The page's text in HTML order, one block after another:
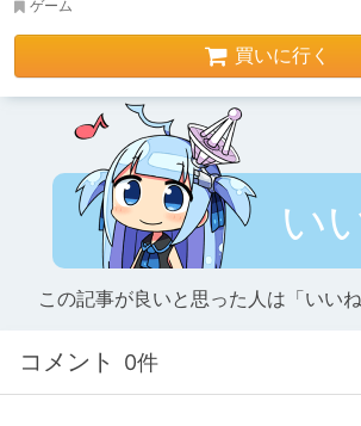
ゲーム
買いに行く
い
この記事が良いと思った人は「いい
コメント 0件